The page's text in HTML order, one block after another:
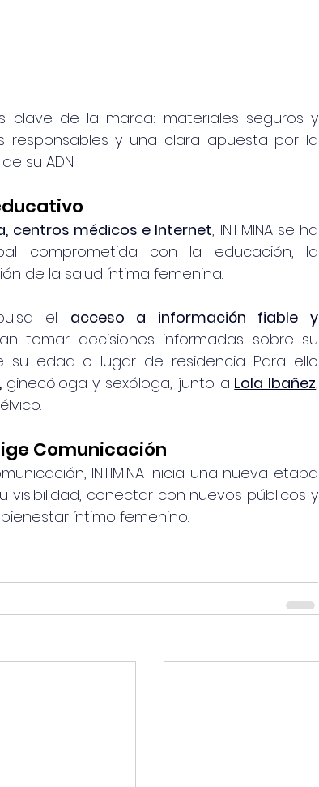
clave de la marca: materiales seguros y
responsables y una clara apuesta por la
de su ADN.
centros médicos e Internet, INTIMINA se ha
comprometida con la educación, la
de la salud íntima femenina.
el acceso a información fiable y
tomar decisiones informadas sobre su
edad o lugar de residencia. Para ello
, ginecóloga y sexóloga, junto a Lola Ibañez,
Comunicación
INTIMINA inicia una nueva etapa
visibilidad, conectar con nuevos públicos y
íntimo femenino..